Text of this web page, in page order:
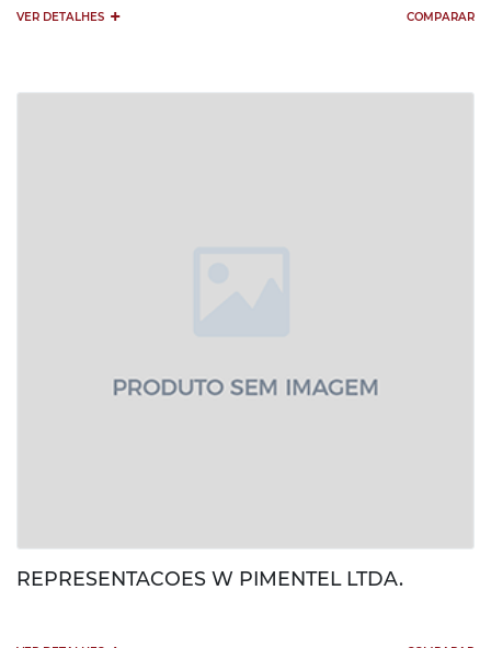
VER DETALHES + COMPARAR
REPRESENTACOES W PIMENTEL LTDA.